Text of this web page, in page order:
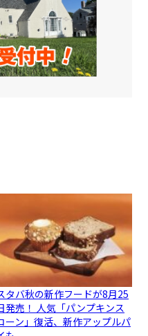
タバ秋の新作フードが8月25
発売！ 人気「パンプキンス
ーン」復活、新作アップルパ